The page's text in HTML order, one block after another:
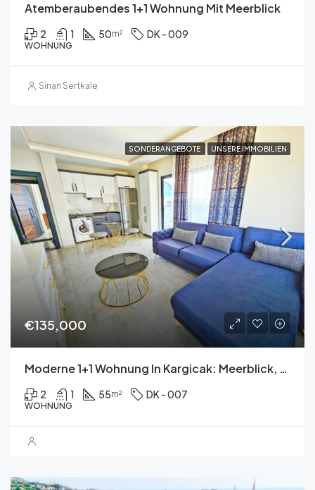
Atemberaubendes 1+1 Wohnung Mit Meerblick
2 1 50m² DK - 009
WOHNUNG
Sinan Sertkale
SONDERANGEBOTE UNSERE IMMOBILIEN
€135,000
Moderne 1+1 Wohnung In Kargicak: Meerblick, Pool, Sauna Und Fitnessannehmlichkeiten
2 1 55m² DK - 007
WOHNUNG